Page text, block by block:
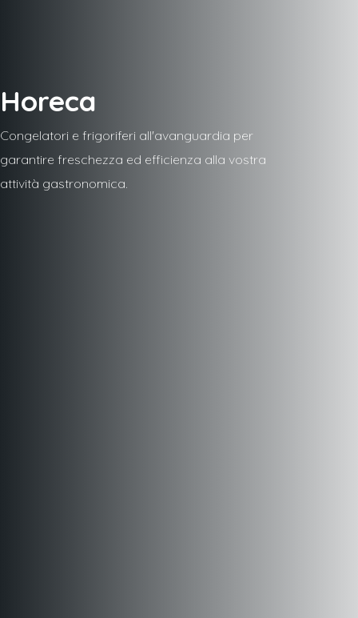
Horeca
Congelatori e frigoriferi all'avanguardia per
garantire freschezza ed efficienza alla vostra
attività gastronomica.